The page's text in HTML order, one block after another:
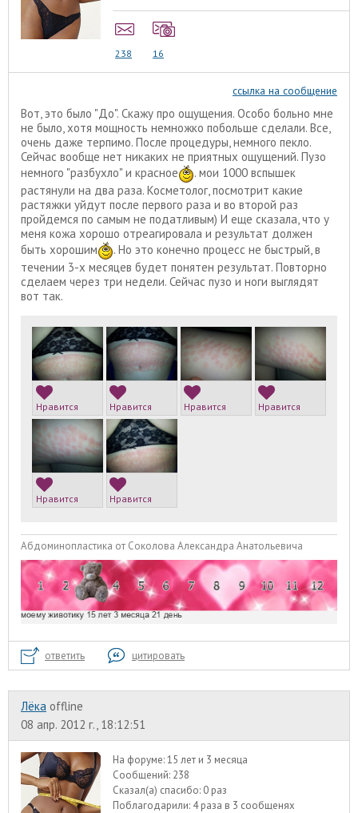
238 16
ссылка на сообщение
Вот, это было "До". Скажу про ощущения. Особо больно мне
не было, хотя мощность немножко побольше сделали. Все,
очень даже терпимо. После процедуры, немного пекло.
Сейчас вообще нет никаких не приятных ощущений. Пузо
немного "разбухло" и красное
. мои 1000 вспышек
растянули на два раза. Косметолог, посмотрит какие
растяжки уйдут после первого раза и во второй раз
пройдемся по самым не податливым) И еще сказала, что у
меня кожа хорошо отреагировала и результат должен
быть хорошим
. Но это конечно процесс не быстрый, в
течении 3-х месяцев будет понятен результат. Повторно
сделаем через три недели. Сейчас пузо и ноги выглядят
вот так.
Нравится Нравится Нравится Нравится
Нравится Нравится
Абдоминопластика от Соколова Александра Анатольевича
ответить цитировать
Лёка offline
08 апр. 2012 г., 18:12:51
На форуме:15 лет и 3 месяца
Сообщений: 238
Сказал(а) спасибо: 0 раз
Поблагодарили: 4 раза в 3 сообщенях